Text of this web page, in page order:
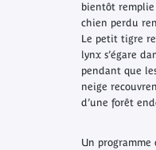
bientôt remplie
chien perdu
Le petit tigre
lynx s’égare
pendant que
neige
d’une forêt
Un programme